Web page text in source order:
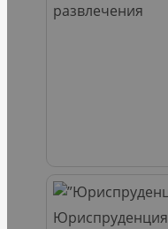
развлечения
Юриспруденция